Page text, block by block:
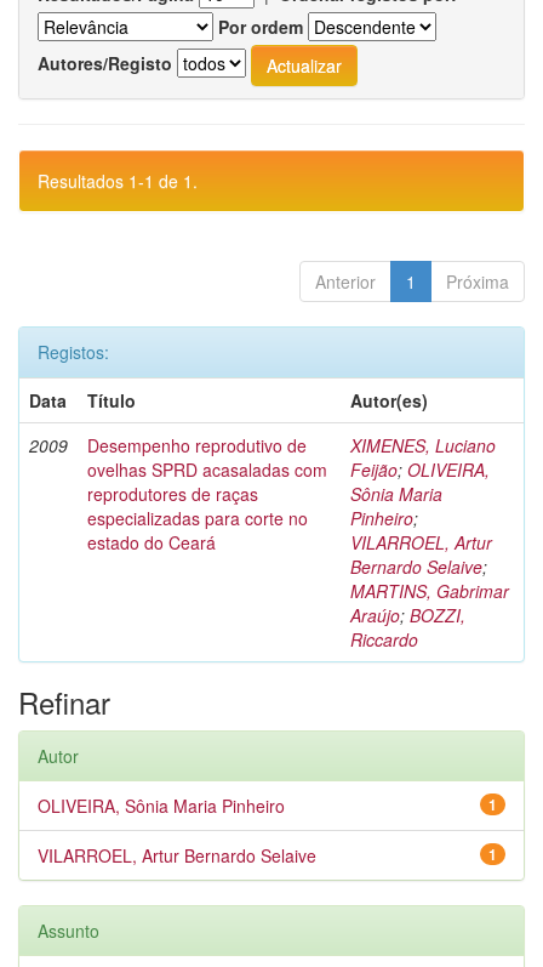
Por ordem
Autores/Registo
Resultados 1-1 de 1.
Anterior 1 Próxima
Registos:
Data
Título
Autor(es)
2009
Desempenho reprodutivo de
ovelhas SPRD acasaladas com
reprodutores de raças
especializadas para corte no
estado do Ceará
XIMENES, Luciano
Feijão; OLIVEIRA,
Sônia Maria
Pinheiro;
VILARROEL, Artur
Bernardo Selaive;
MARTINS, Gabrimar
Araújo; BOZZI,
Riccardo
Refinar
Autor
1
OLIVEIRA, Sônia Maria Pinheiro
1
VILARROEL, Artur Bernardo Selaive
Assunto